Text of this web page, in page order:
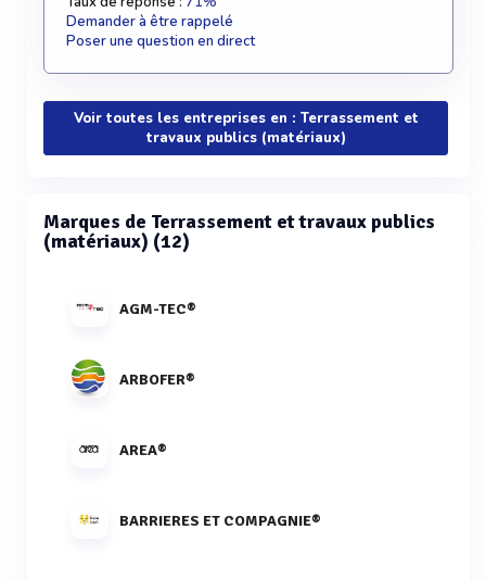
Demander à être rappelé
Poser une question en direct
Voir toutes les entreprises en : Terrassement et
travaux publics (matériaux)
Marques de Terrassement et travaux publics
(matériaux) (12)
AGM-TEC®
ARBOFER®
AREA®
BARRIERES ET COMPAGNIE®